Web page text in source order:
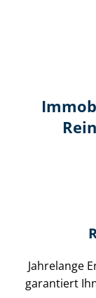
Jahrelange
garantiert